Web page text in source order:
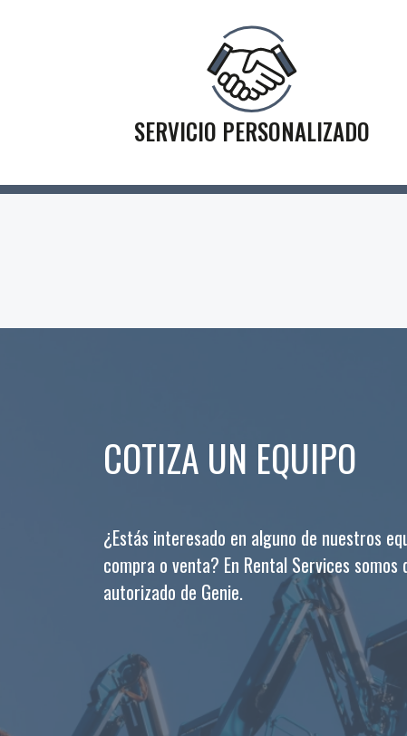
SERVICIO PERSONALIZADO
COTIZA UN EQUIPO
¿Estás interesado en alguno de nuestros
compra o venta? En Rental Services
autorizado de Genie.